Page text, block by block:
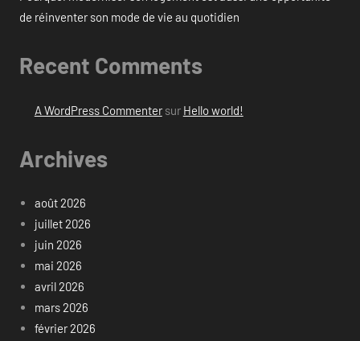
de réinventer son mode de vie au quotidien
Recent Comments
A WordPress Commentersur Hello world!
Archives
août 2026
juillet 2026
juin 2026
mai 2026
avril 2026
mars 2026
février 2026